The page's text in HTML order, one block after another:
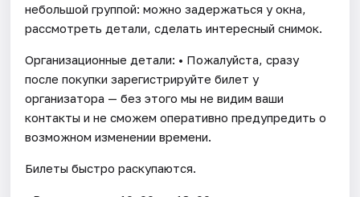
небольшой группой: можно задержаться у окна,
рассмотреть детали, сделать интересный снимок.
Организационные детали: • Пожалуйста, сразу
после покупки зарегистрируйте билет у
организатора — без этого мы не видим ваши
контакты и не сможем оперативно предупредить о
возможном изменении времени.
Билеты быстро раскупаются.